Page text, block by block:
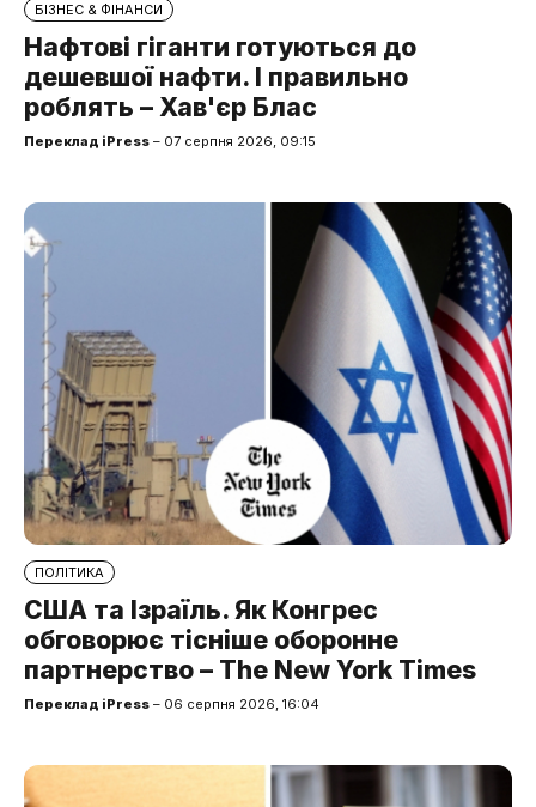
БІЗНЕС & ФІНАНСИ
Нафтові гіганти готуються до
дешевшої нафти. І правильно
роблять – Хав'єр Блас
Переклад iPress – 07 серпня 2026, 09:15
ПОЛІТИКА
США та Ізраїль. Як Конгрес
обговорює тісніше оборонне
партнерство – The New York Times
Переклад iPress – 06 серпня 2026, 16:04